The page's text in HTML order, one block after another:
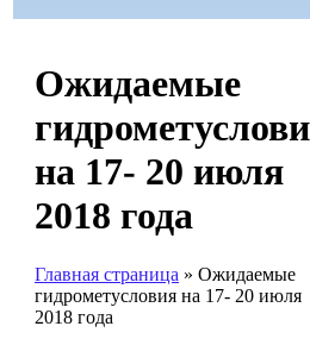
Ожидаемые
на 17- 20 июля
2018 года
Главная страница » Ожидаемые
гидрометусловия на 17- 20 июля
2018 года